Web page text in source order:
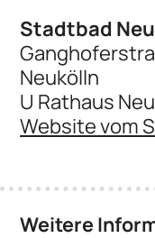
Stadtbad
Neukölln
U Rathaus
Website vom
Weitere